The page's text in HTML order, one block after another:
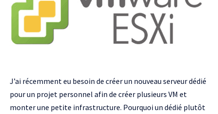
J’ai récemment eu besoin de créer un nouveau serveur dédié
pour un projet personnel afin de créer plusieurs VM et
monter une petite infrastructure. Pourquoi un dédié plutôt